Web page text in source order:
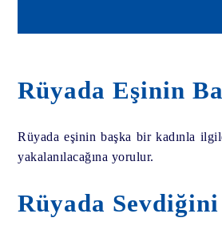
Rüyada Eşinin
Rüyada eşinin başka bir kadınla
yakalanılacağına yorulur.
Rüyada Sevdiğini